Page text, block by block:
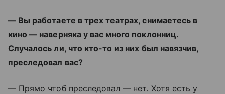
— Вы работаете в трех театрах, снимаетесь в
кино — наверняка у вас много поклонниц.
Случалось ли, что кто-то из них был навязчив,
преследовал вас?
— Прямо чтоб преследовал — нет. Хотя есть у